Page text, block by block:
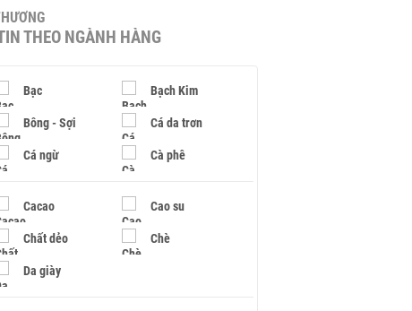
THEO NGÀNH HÀNG
Bạc Bạch Kim
Bông - Sợi Cá da trơn
Cá ngừ Cà phê
Cacao Cao su
Chất dẻo Chè
Da giày